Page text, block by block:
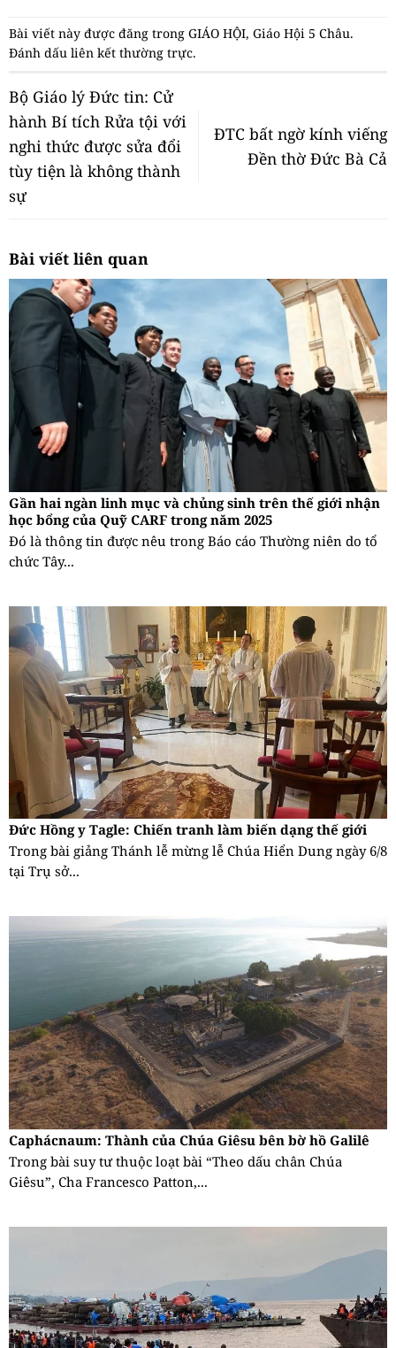
Bài viết này được đăng trong GIÁO HỘI, Giáo Hội 5 Châu.
Đánh dấu liên kết thường trực.
Bộ Giáo lý Đức tin: Cử
hành Bí tích Rửa tội với
nghi thức được sửa đổi
tùy tiện là không thành
sự
ĐTC bất ngờ kính viếng
Đền thờ Đức Bà Cả
Bài viết liên quan
Gần hai ngàn linh mục và chủng sinh trên thế giới nhận
học bổng của Quỹ CARF trong năm 2025
Đó là thông tin được nêu trong Báo cáo Thường niên do tổ
chức Tây...
Đức Hồng y Tagle: Chiến tranh làm biến dạng thế giới
Trong bài giảng Thánh lễ mừng lễ Chúa Hiển Dung ngày 6/8
tại Trụ sở...
Caphácnaum: Thành của Chúa Giêsu bên bờ hồ Galilê
Trong bài suy tư thuộc loạt bài “Theo dấu chân Chúa
Giêsu”, Cha Francesco Patton,...